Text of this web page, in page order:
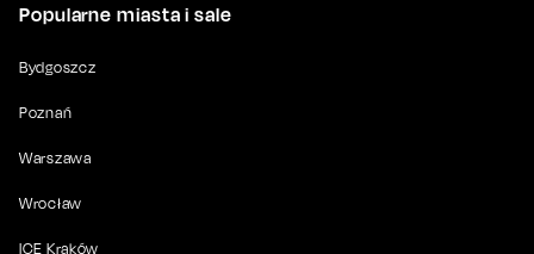
Popularne miasta i sale
Bydgoszcz
Poznań
Warszawa
Wrocław
ICE Kraków